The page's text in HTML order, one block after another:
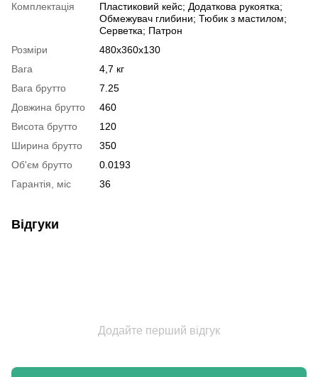
Комплектація
Пластиковий кейс; Додаткова рукоятка;
Обмежувач глибини; Тюбик з мастилом;
Серветка; Патрон
Розміри
480x360x130
Вага
4,7 кг
Вага брутто
7.25
Довжина брутто
460
Висота брутто
120
Ширина брутто
350
Об'єм брутто
0.0193
Гарантія, міс
36
Відгуки
Додайте перший відгук